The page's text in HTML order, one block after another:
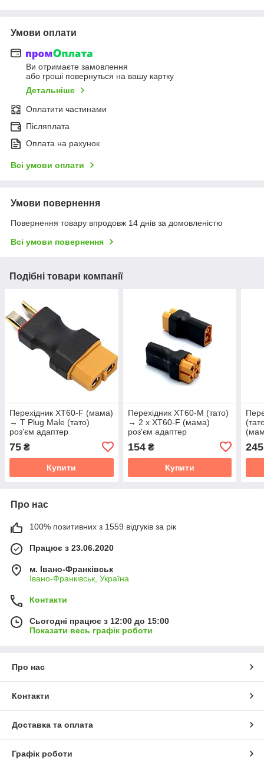
Умови оплати
Ви отримаєте замовлення
або гроші повернуться на вашу картку
Детальніше
Оплатити частинами
Післяплата
Оплата на рахунок
Всі умови оплати
Умови повернення
Повернення товару впродовж 14 днів за домовленістю
Всі умови повернення
Подібні товари компанії
Перехідник XT60-F (мама)
→ T Plug Male (тато)
роз'єм адаптер
75 ₴
Купити
Перехідник XT60-M (тато)
→ 2 х XT60-F (мама)
роз'єм адаптер
154₴
Купити
245
Про нас
100% позитивних з 1559 відгуків за рік
Працює з 23.06.2020
м. Івано-Франківськ
Івано-Франківськ, Україна
Контакти
Сьогодні працює з 12:00 до 15:00
Показати весь графік роботи
Про нас
Контакти
Доставка та оплата
Графік роботи